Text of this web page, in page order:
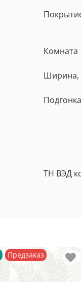
Комната
Ширина,
ТН ВЭД
Предзаказ